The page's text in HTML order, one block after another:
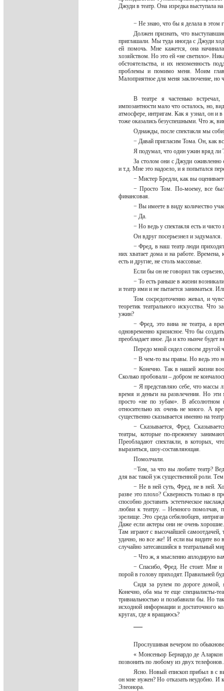
Джуди в театр. Она изредка выступала
− Не знаю, что бы я делала в этом
Должен признать, что
приглашали. Мы туда иногда с Джуди
ей помочь. Мне кажется, она
хозяйством. Но это ей «не светило».
обстоятельства, и их неизменность
проблемы и помимо меня. Моим
Малоприятное для меня заключение, но
В театре я частенько
импозантности мало что осталось, но,
атмосфере, интригам. Как я узнал, он и
тоже оказались безуспешными. Что ж,
Однажды, после спектакля мы
− Давай пригласим Тома. Он, как
Я подумал, что один ужин вряд
За столом они с Джуди оживленно
и т.д. Мне это надоело, и я попытался
− Мистер Бредли, как вы
− Просто Том. По-моему, все
финансовая.
− Вы имеете в виду количество
− Да.
− Но ведь у спектакля есть и
Он вдруг посерьезнел и задумался.
− Фред, в наш театр люди приходят
них хватает дома и на работе. Времена,
есть и другие, не столь массовые.
Если бы он не говорил так
− То есть раньше в жизни
и театр ими и не пытается заниматься.
Том сосредоточенно жевал, и
теоретик театрального искусства.
ужин?
− Фред, это вина не театра, а
одновременно кризисное. Что бы
преобладает иное. Да и кто нынче будет
Передо мной сидел совсем другой
− В чем-то вы правы. Но ведь это
− Конечно. Так в нашей жизни
Сколько пробовали – добром не
− Я представляю себе, что массы
время и деньги на развлечения. Но эти
просто «не по зубам». В абсолютном
относительно их очень не много. А
существенно сказывается именно на
− Сказывается, Фред.
театры, которые по-прежнему
Преобладают спектакли, в которых,
выразиться, шоу-составляющая.
Помолчали.
−Том, за что вы любите театр?
для вас такой уж существенной роли.
− Не в ней суть, Фред, не в ней.
разве это плохо? Скверность только в
способно доставить эстетическое
любви к театру. – Немного помолчав,
зрелище. Это среда себялюбцев,
Даже если актеры они не очень
Там играют с высочайшей самоотдачей,
удачно, но все же! И если вы видите во
случайно затесавшийся в театральный
− Что ж, я мысленно аплодирую
− Спасибо, Фред. Не стоит. Мне
порой в голову приходят. Правильней
Сидя за рулем по дороге домой,
Конечно, оба мы те еще специалисты-
тривиальностью и позабавили бы. Но
исходной информации и достаточного
кругах, где я вращаюсь?
Прослушивая вечером по
« Монсеньор Бернардо де
позвонить по любому из двух
Ясно. Новый епископ прибыл в с
он мне нужен? Но отказать неудобно. И
Элеонора.